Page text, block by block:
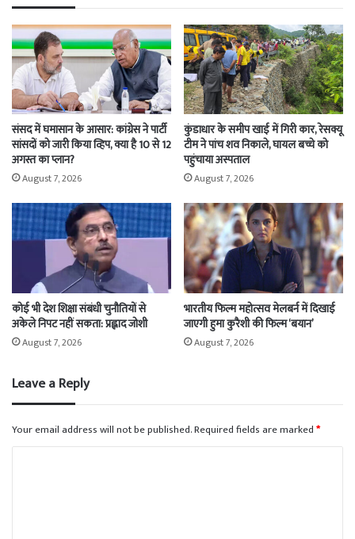
संसद में घमासान के आसार: कांग्रेस ने पार्टी
सांसदों को जारी किया व्हिप, क्या है 10 से 12
अगस्त का प्लान?
August 7, 2026
कुंडाधार के समीप खाई में गिरी कार, रेसक्यू
टीम ने पांच शव निकाले, घायल बच्चे को
पहुंचाया अस्पताल
August 7, 2026
कोई भी देश शिक्षा संबंधी चुनौतियों से
अकेले निपट नहीं सकता: प्रह्लाद जोशी
August 7, 2026
भारतीय फिल्म महोत्सव मेलबर्न में दिखाई
जाएगी हुमा कुरैशी की फिल्म ‘बयान’
August 7, 2026
Leave a Reply
Your email address will not be published.Required fields are marked*